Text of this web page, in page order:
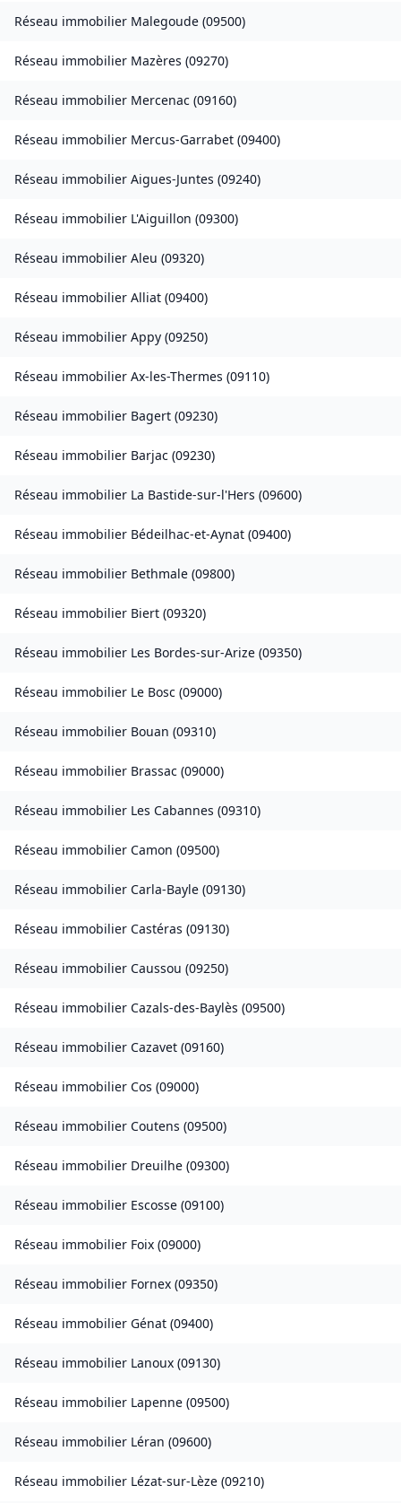
Réseau immobilier Malegoude (09500)
Réseau immobilier Mazères (09270)
Réseau immobilier Mercenac (09160)
Réseau immobilier Mercus-Garrabet (09400)
Réseau immobilier Aigues-Juntes (09240)
Réseau immobilier L'Aiguillon (09300)
Réseau immobilier Aleu (09320)
Réseau immobilier Alliat (09400)
Réseau immobilier Appy (09250)
Réseau immobilier Ax-les-Thermes (09110)
Réseau immobilier Bagert (09230)
Réseau immobilier Barjac (09230)
Réseau immobilier La Bastide-sur-l'Hers (09600)
Réseau immobilier Bédeilhac-et-Aynat (09400)
Réseau immobilier Bethmale (09800)
Réseau immobilier Biert (09320)
Réseau immobilier Les Bordes-sur-Arize (09350)
Réseau immobilier Le Bosc (09000)
Réseau immobilier Bouan (09310)
Réseau immobilier Brassac (09000)
Réseau immobilier Les Cabannes (09310)
Réseau immobilier Camon (09500)
Réseau immobilier Carla-Bayle (09130)
Réseau immobilier Castéras (09130)
Réseau immobilier Caussou (09250)
Réseau immobilier Cazals-des-Baylès (09500)
Réseau immobilier Cazavet (09160)
Réseau immobilier Cos (09000)
Réseau immobilier Coutens (09500)
Réseau immobilier Dreuilhe (09300)
Réseau immobilier Escosse (09100)
Réseau immobilier Foix (09000)
Réseau immobilier Fornex (09350)
Réseau immobilier Génat (09400)
Réseau immobilier Lanoux (09130)
Réseau immobilier Lapenne (09500)
Réseau immobilier Léran (09600)
Réseau immobilier Lézat-sur-Lèze (09210)